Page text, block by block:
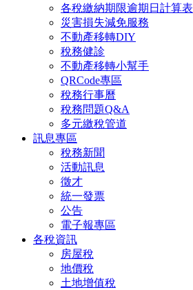
各稅繳納期限逾期日計算表
災害損失減免服務
不動產移轉DIY
稅務健診
不動產移轉小幫手
QRCode專區
稅務行事曆
稅務問題Q&A
多元繳稅管道
訊息專區
稅務新聞
活動訊息
徵才
統一發票
公告
電子報專區
各稅資訊
房屋稅
地價稅
土地增值稅